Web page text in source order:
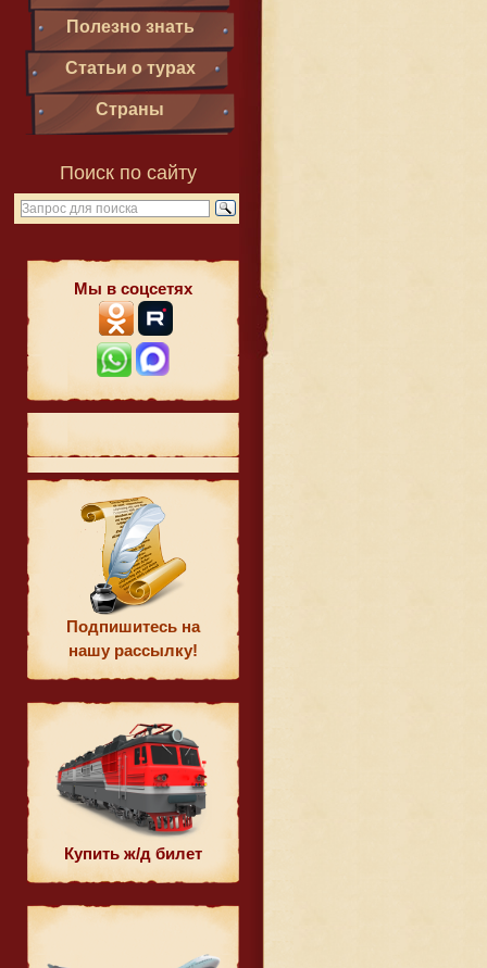
Полезно знать
Статьи о турах
Страны
Поиск по сайту
Мы в соцсетях
Подпишитесь на
нашу рассылку!
Купить ж/д билет